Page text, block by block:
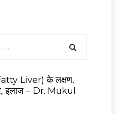
Liver) के लक्षण,
इलाज – Dr. Mukul